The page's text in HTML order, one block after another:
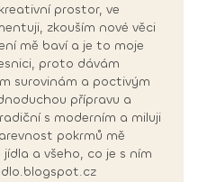
prostor, ve
zkouším nové věci
mě baví a je to moje
proto dávám
surovinám a poctivým
přípravu a
s moderním a miluji
pokrmů mě
a všeho, co je s ním